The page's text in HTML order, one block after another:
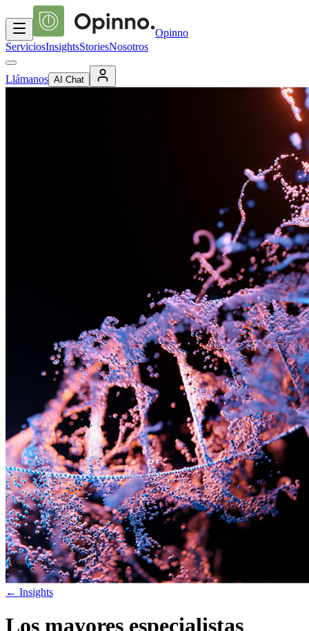
Opinno
ServiciosInsightsStoriesNosotros
Llámanos AI Chat
← Insights
Los mayores especialistas